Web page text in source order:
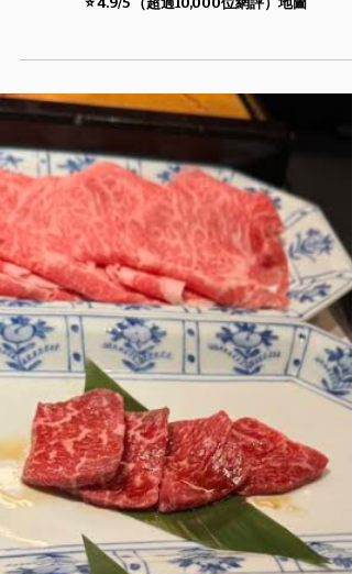
［東京美食］MOMO PARADISE新宿
店：和牛壽喜燒吃到飽、涮涮鍋、高
CP值攻略
⭐️ 4.9/5 （超過10,000位網評）地圖